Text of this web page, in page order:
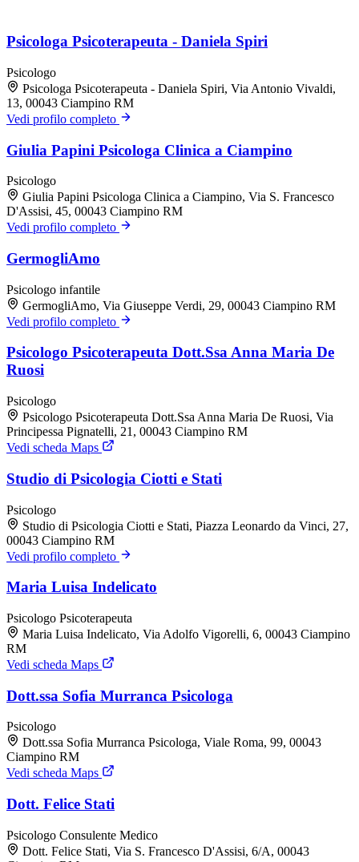
Psicologa Psicoterapeuta - Daniela Spiri
Psicologo
Psicologa Psicoterapeuta - Daniela Spiri, Via Antonio Vivaldi,
13, 00043 Ciampino RM
Vedi profilo completo
Giulia Papini Psicologa Clinica a Ciampino
Psicologo
Giulia Papini Psicologa Clinica a Ciampino, Via S. Francesco
D'Assisi, 45, 00043 Ciampino RM
Vedi profilo completo
GermogliAmo
Psicologo infantile
GermogliAmo, Via Giuseppe Verdi, 29, 00043 Ciampino RM
Vedi profilo completo
Psicologo Psicoterapeuta Dott.Ssa Anna Maria De
Ruosi
Psicologo
Psicologo Psicoterapeuta Dott.Ssa Anna Maria De Ruosi, Via
Principessa Pignatelli, 21, 00043 Ciampino RM
Vedi scheda Maps
Studio di Psicologia Ciotti e Stati
Psicologo
Studio di Psicologia Ciotti e Stati, Piazza Leonardo da Vinci, 27,
00043 Ciampino RM
Vedi profilo completo
Maria Luisa Indelicato
Psicologo Psicoterapeuta
Maria Luisa Indelicato, Via Adolfo Vigorelli, 6, 00043 Ciampino
RM
Vedi scheda Maps
Dott.ssa Sofia Murranca Psicologa
Psicologo
Dott.ssa Sofia Murranca Psicologa, Viale Roma, 99, 00043
Ciampino RM
Vedi scheda Maps
Dott. Felice Stati
Psicologo Consulente Medico
Dott. Felice Stati, Via S. Francesco D'Assisi, 6/A, 00043